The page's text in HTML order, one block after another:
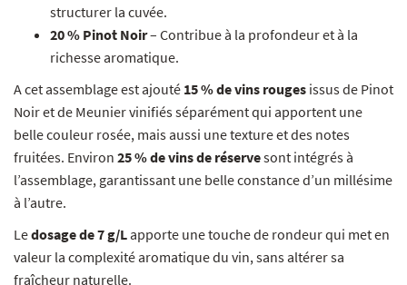
structurer la cuvée.
20 % Pinot Noir– Contribue à la profondeur et à la
richesse aromatique.
A cet assemblage est ajouté 15 % de vins rouges issus de Pinot
Noir et de Meunier vinifiés séparément qui apportent une
belle couleur rosée, mais aussi une texture et des notes
fruitées. Environ 25 % de vins de réservesont intégrés à
l’assemblage, garantissant une belle constance d’un millésime
à l’autre.
Ledosage de 7 g/Lapporte une touche de rondeur qui met en
valeur la complexité aromatique du vin, sans altérer sa
fraîcheur naturelle.